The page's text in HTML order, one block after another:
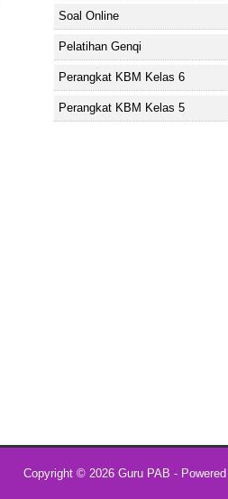
Soal Online
Pelatihan Genqi
Perangkat KBM Kelas 6
Perangkat KBM Kelas 5
Copyright © 2026 Guru PAB -